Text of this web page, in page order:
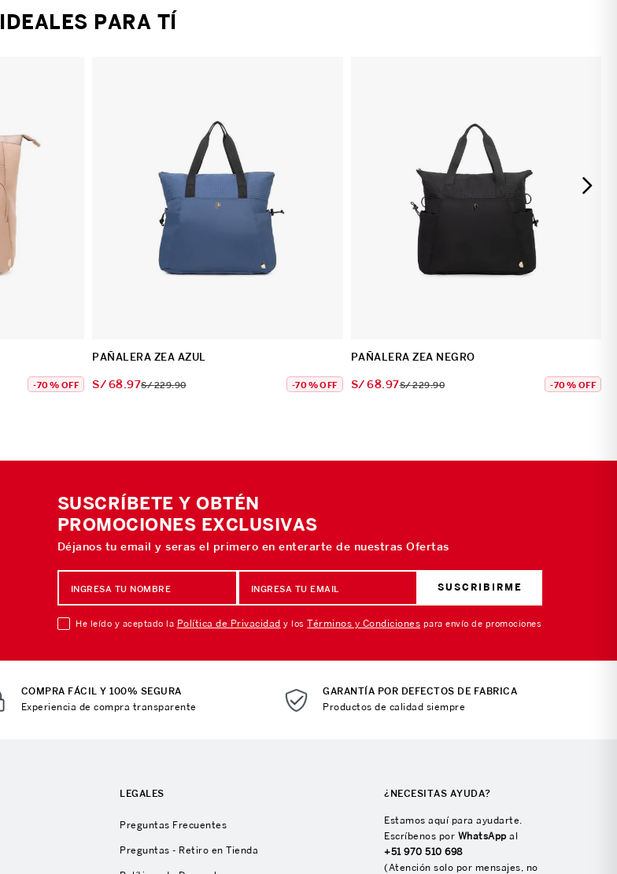
IDEALES PARA TÍ
-70 % OFF
PAÑALERA ZEA AZUL
S/68 97S/229.90 -70 %OFF
PAÑALERA ZEA NEGRO
S/68 97S/229.90 -70 % OFF
SUSCRÍBETE Y OBTÉN
PROMOCIONES EXCLUSIVAS
Déjanos tu email y seras el primero en enterarte de nuestras Ofertas
SUSCRIBIRME
He leído y aceptado la Política de Privacidad y losTérminos y Condiciones para envío de promociones
COMPRA FÁCIL Y 100% SEGURA
Experiencia de compra transparente
GARANTÍA POR DEFECTOS DE FABRICA
Productos de calidad siempre
LEGALES
Preguntas Frecuentes
Preguntas - Retiro en Tienda
¿NECESITAS AYUDA?
Estamos aquí para ayudarte.
Escríbenos por WhatsApp al
+51 970 510 698
(Atención solo por mensajes, no